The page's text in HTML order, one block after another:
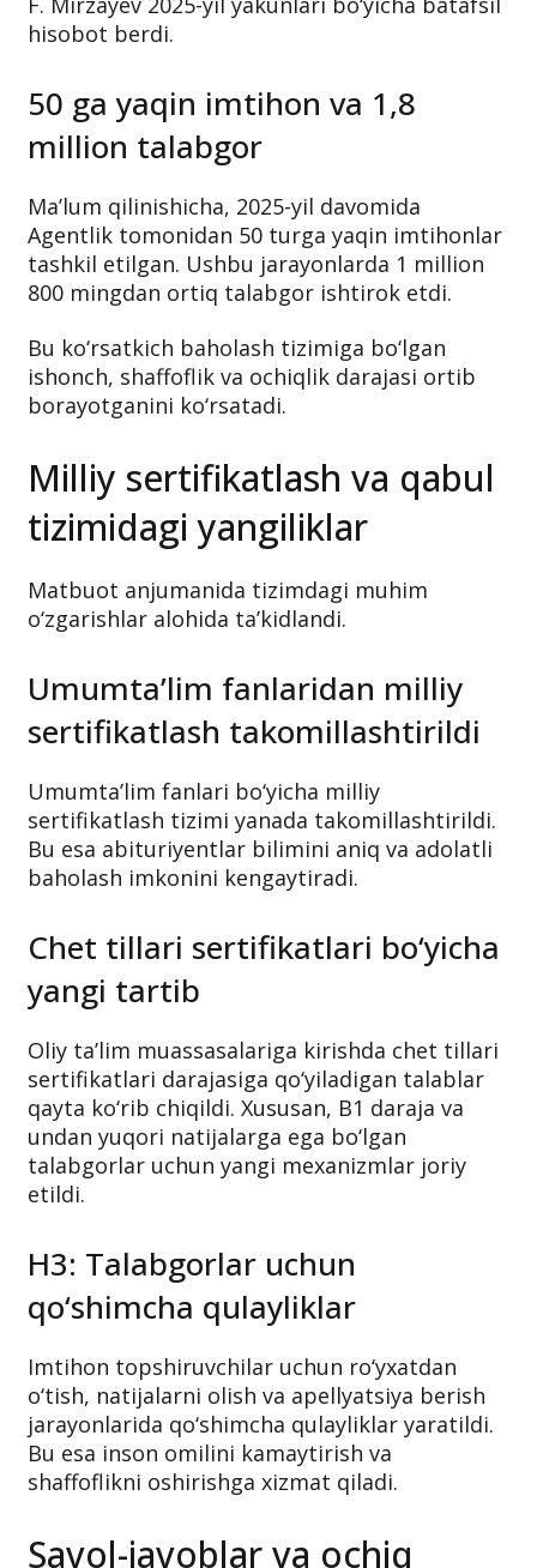
hisobot berdi.
50 ga yaqin imtihon va 1,8
million talabgor
Ma’lum qilinishicha, 2025-yil davomida
Agentlik tomonidan 50 turga yaqin imtihonlar
tashkil etilgan. Ushbu jarayonlarda 1 million
800 mingdan ortiq talabgor ishtirok etdi.
Bu ko‘rsatkich baholash tizimiga bo‘lgan
ishonch, shaffoflik va ochiqlik darajasi ortib
borayotganini ko‘rsatadi.
Milliy sertifikatlash va qabul
tizimidagi yangiliklar
Matbuot anjumanida tizimdagi muhim
o‘zgarishlar alohida ta’kidlandi.
Umumta’lim fanlaridan milliy
sertifikatlash takomillashtirildi
Umumta’lim fanlari bo‘yicha milliy
sertifikatlash tizimi yanada takomillashtirildi.
Bu esa abituriyentlar bilimini aniq va adolatli
baholash imkonini kengaytiradi.
Chet tillari sertifikatlari bo‘yicha
yangi tartib
Oliy ta’lim muassasalariga kirishda chet tillari
sertifikatlari darajasiga qo‘yiladigan talablar
qayta ko‘rib chiqildi. Xususan, B1 daraja va
undan yuqori natijalarga ega bo‘lgan
talabgorlar uchun yangi mexanizmlar joriy
etildi.
H3: Talabgorlar uchun
qo‘shimcha qulayliklar
Imtihon topshiruvchilar uchun ro‘yxatdan
o‘tish, natijalarni olish va apellyatsiya berish
jarayonlarida qo‘shimcha qulayliklar yaratildi.
Bu esa inson omilini kamaytirish va
shaffoflikni oshirishga xizmat qiladi.
Savol-javoblar va ochiq